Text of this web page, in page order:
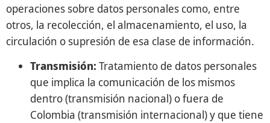
operaciones sobre datos personales como, entre
otros, la recolección, el almacenamiento, el uso, la
circulación o supresión de esa clase de información.
Transmisión: Tratamiento de datos personales
que implica la comunicación de los mismos
dentro (transmisión nacional) o fuera de
Colombia (transmisión internacional) y que tiene